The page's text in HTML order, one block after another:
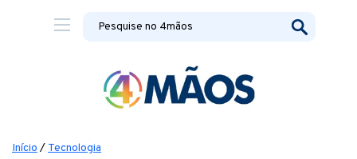
Início / Tecnologia